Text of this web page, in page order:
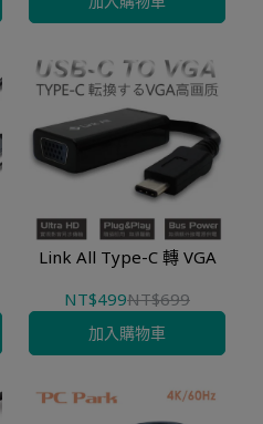
Link All Type-C 轉 VGA
NT$499NT$699
加入購物車